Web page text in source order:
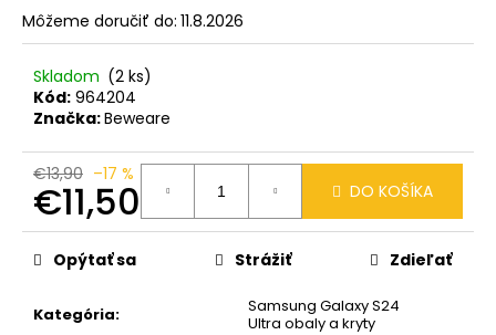
Môžeme doručiť do: 11.8.2026
Skladom (2 ks)
Kód: 964204
Značka:Beweare
€13,90 –17 %
€11,50
Jednotková
cena:
DO KOŠÍKA
Kategória:
Samsung Galaxy S24
Ultra obaly a kryty
Opýtať sa Strážiť Zdieľať